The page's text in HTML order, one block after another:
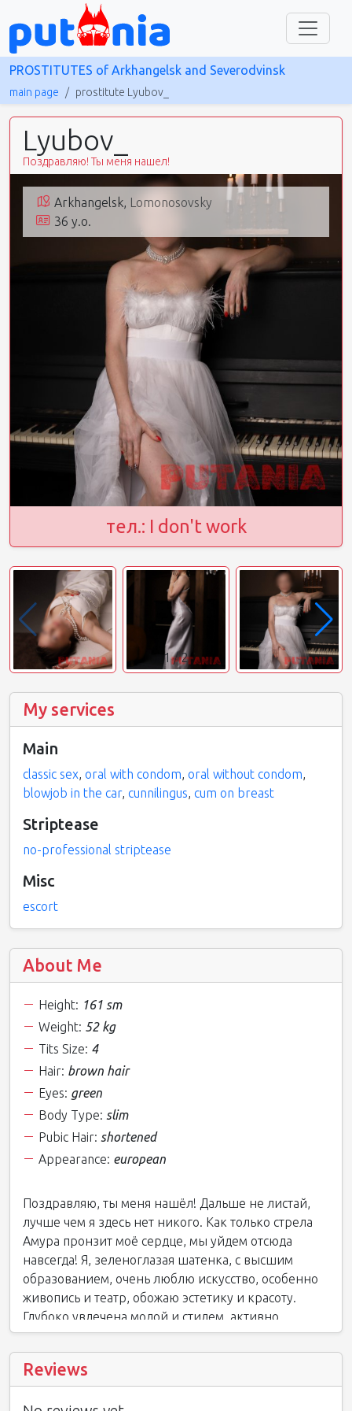
PROSTITUTES of Arkhangelsk and Severodvinsk
main page prostitute Lyubov_
Lyubov_
Поздравляю! Ты меня нашел!
Arkhangelsk, Lomonosovsky
36 y.o.
тел.: I don't work
1/2
My services
Main
classic sex, oral with condom, oral without condom,
blowjob in the car, cunnilingus, cum on breast
Striptease
no-professional striptease
Misc
escort
About Me
Height: 161 sm
Weight: 52 kg
Tits Size: 4
Hair: brown hair
Eyes: green
Body Type: slim
Pubic Hair: shortened
Appearance: european
Поздравляю, ты меня нашёл! Дальше не листай,
лучше чем я здесь нет никого. Как только стрела
Амура пронзит моё сердце, мы уйдем отсюда
навсегда! Я, зеленоглазая шатенка, с высшим
образованием, очень люблю искусство, особенно
живопись и театр, обожаю эстетику и красоту.
Глубоко увлечена модой и стилем, активно
занимаюсь спортом и танцами, веду здоровый
образ жизни. Я чрезвычайно тактильна, у меня
невероятно нежные и очень чувственные руки. Ты
Reviews